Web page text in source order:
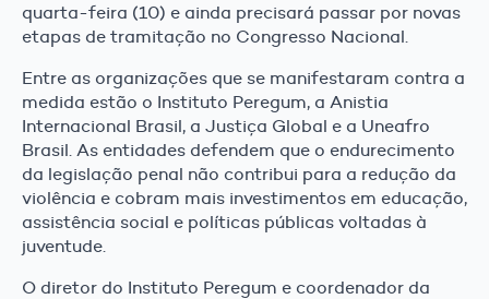
quarta-feira (10) e ainda precisará passar por novas
etapas de tramitação no Congresso Nacional.
Entre as organizações que se manifestaram contra a
medida estão o Instituto Peregum, a Anistia
Internacional Brasil, a Justiça Global e a Uneafro
Brasil. As entidades defendem que o endurecimento
da legislação penal não contribui para a redução da
violência e cobram mais investimentos em educação,
assistência social e políticas públicas voltadas à
juventude.
O diretor do Instituto Peregum e coordenador da